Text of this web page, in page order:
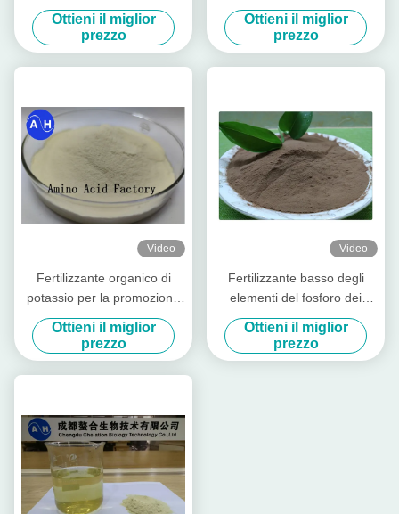
magnesio dello zinco del
boro spolverizza liberamente
Ottieni il miglior
prezzo
potassio di 40% per la
piantatura della banana
Ottieni il miglior
prezzo
Video
Fertilizzante organico di
potassio per la promozione
della colorazione della frutta
Ottieni il miglior
prezzo
Video
Fertilizzante basso degli
elementi del fosforo dei
minerali chelatato
aminoacido solubile della
polvere
Ottieni il miglior
prezzo